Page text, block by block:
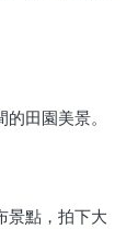
田園美景。
景點，拍下大